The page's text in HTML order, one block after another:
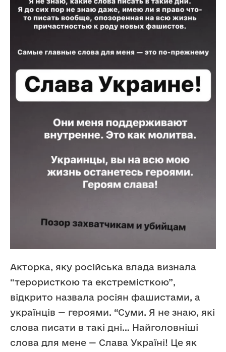
Акторка, яку російська влада визнала
“терористкою та екстремісткою”,
відкрито назвала росіян фашистами, а
українців — героями. “Суми. Я не знаю, які
слова писати в такі дні… Найголовніші
слова для мене — Слава Україні! Це як